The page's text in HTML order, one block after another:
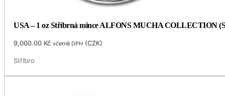
USA – 1 oz Stříbrná mince ALFONS MUCHA COLLECTION
9,000.00 Kč včetně DPH (CZK)
Stříbro